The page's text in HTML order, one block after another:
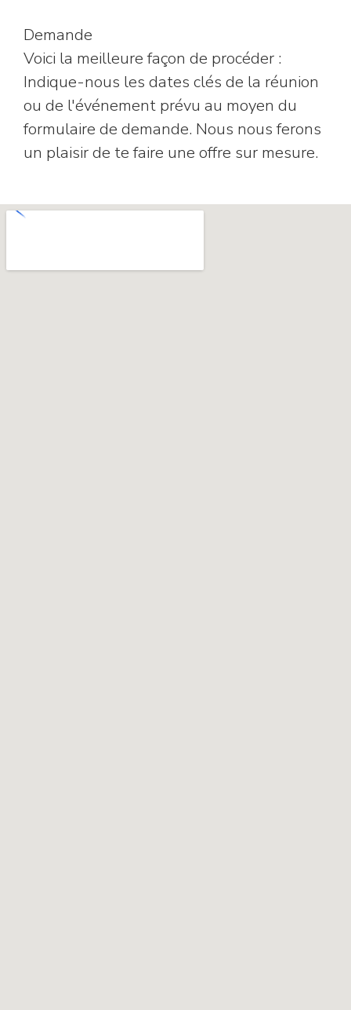
Demande
Voici la meilleure façon de procéder :
Indique-nous les dates clés de la réunion
ou de l'événement prévu au moyen du
formulaire de demande. Nous nous ferons
un plaisir de te faire une offre sur mesure.